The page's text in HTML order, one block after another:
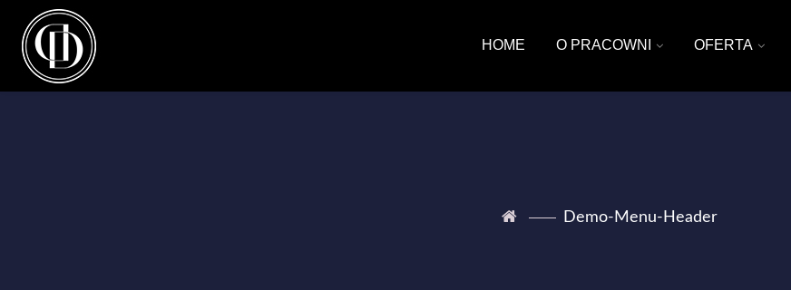
HOME O PRACOWNI OFERTA
Demo-Menu-Header